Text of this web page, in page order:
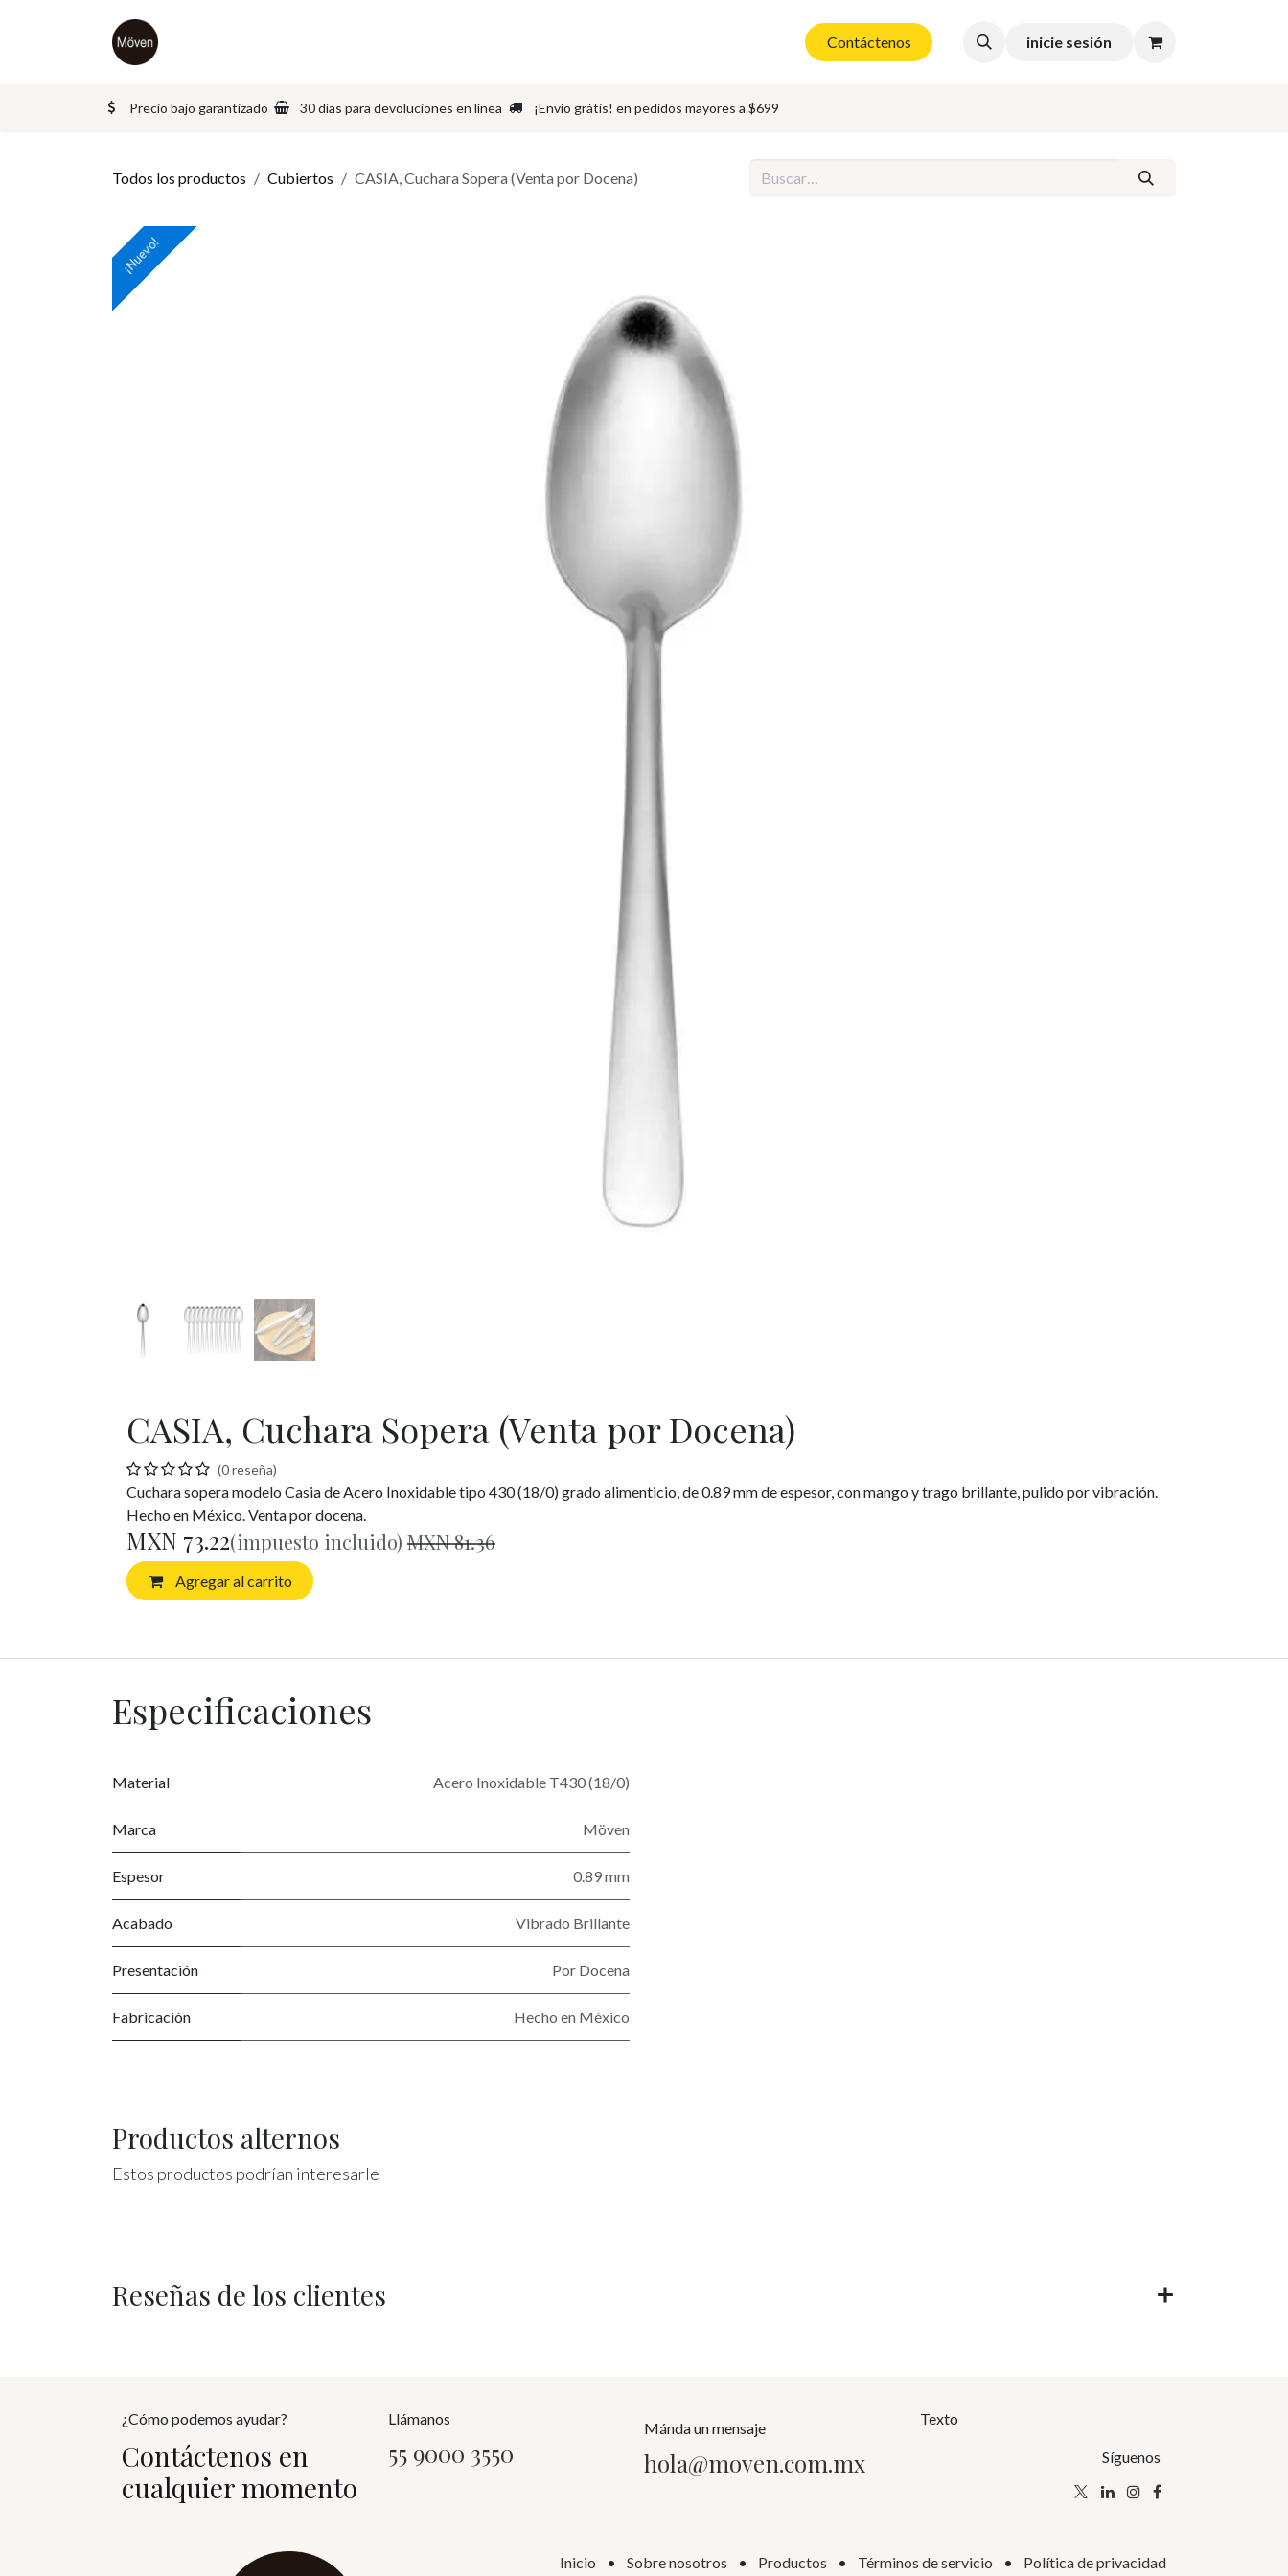
Contáctenos inicie sesión
Precio bajo garantizado 30 días para devoluciones en línea ¡Envío grátis! en pedidos mayores a $699
Todos los productos Cubiertos CASIA, Cuchara Sopera (Venta por Docena)
¡Nuevo!
¡Nuevo!
CASIA, Cuchara Sopera (Venta por Docena)
(0 reseña)
Cuchara sopera modelo Casia de Acero Inoxidable tipo 430 (18/0) grado alimenticio, de 0.89 mm de espesor, con mango y trago brillante, pulido por vibración.
Hecho en México. Venta por docena.
MXN 73.22(impuesto incluido) MXN81.36
Agregar al carrito
Especificaciones
Material Acero Inoxidable T430 (18/0)
Marca Möven
Espesor 0.89 mm
Acabado Vibrado Brillante
Presentación Por Docena
Fabricación Hecho en México
Productos alternos
Estos productos podrían interesarle
Reseñas de los clientes
¿Cómo podemos ayudar?
Contáctenos en
cualquier momento
Llámanos
55 9000 3550
Mánda un mensaje
hola@moven.com.mx
Texto
Síguenos
Inicio • Sobre nosotros • Productos • Términos de servicio • Política de privacidad